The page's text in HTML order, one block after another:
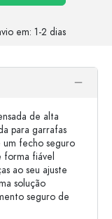
em: 1-2 dias
de alta
para garrafas
fecho seguro
forma fiável
ao seu ajuste
solução
seguro de